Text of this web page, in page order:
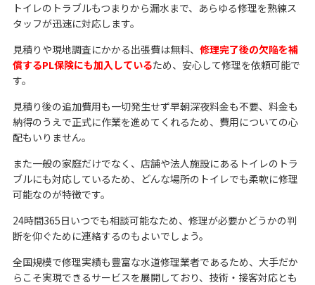
トイレのトラブルもつまりから漏水まで、あらゆる修理を熟練ス
タッフが迅速に対応します。
見積りや現地調査にかかる出張費は無料、 修理完了後の欠陥を補
償するPL保険にも加入しているため、安心して修理を依頼可能で
す。
見積り後の追加費用も一切発生せず早朝深夜料金も不要、料金も
納得のうえで正式に作業を進めてくれるため、費用についての心
配もいりません。
また一般の家庭だけでなく、店舗や法人施設にあるトイレのトラ
ブルにも対応しているため、どんな場所のトイレでも柔軟に修理
可能なのが特徴です。
24時間365日いつでも相談可能なため、修理が必要かどうかの判
断を仰ぐために連絡するのもよいでしょう。
全国規模で修理実績も豊富な水道修理業者であるため、大手だか
らこそ実現できるサービスを展開しており、技術・接客対応とも